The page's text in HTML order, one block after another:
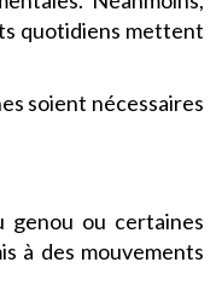
quotidiens mettent
soient nécessaires
genou ou certaines
à des mouvements